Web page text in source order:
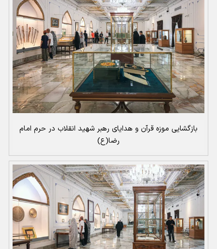
بازگشایی موزه قرآن و هدایای رهبر شهید انقلاب در حرم امام
رضا(ع)